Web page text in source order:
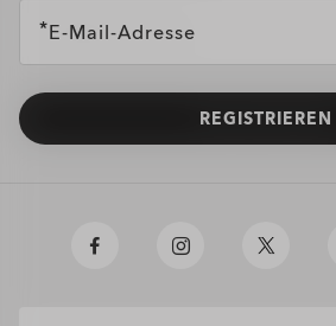
E-Mail-Adresse
REGISTRIEREN